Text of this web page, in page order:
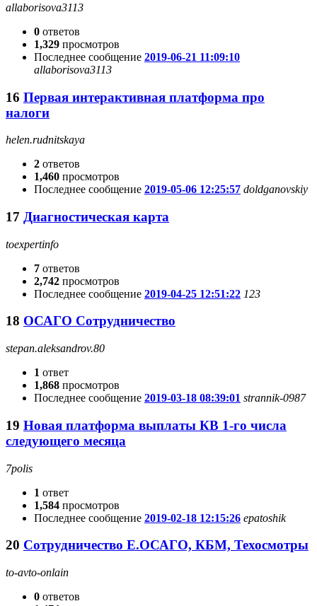
allaborisova3113
0 ответов
1,329 просмотров
Последнее сообщение 2019-06-21 11:09:10
allaborisova3113
16 Первая интерактивная платформа про
налоги
helen.rudnitskaya
2 ответов
1,460 просмотров
Последнее сообщение 2019-05-06 12:25:57 doldganovskiy
17 Диагностическая карта
toexpertinfo
7 ответов
2,742 просмотров
Последнее сообщение 2019-04-25 12:51:22 123
18 ОСАГО Сотрудничество
stepan.aleksandrov.80
1 ответ
1,868 просмотров
Последнее сообщение 2019-03-18 08:39:01 strannik-0987
19 Новая платформа выплаты КВ 1-го числа
следующего месяца
7polis
1 ответ
1,584 просмотров
Последнее сообщение 2019-02-18 12:15:26 epatoshik
20 Сотрудничество Е.ОСАГО, КБМ, Техосмотры
to-avto-onlain
0 ответов